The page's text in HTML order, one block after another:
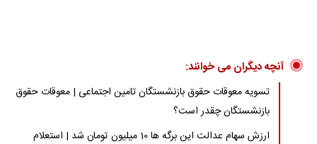
آنچه دیگران می خوانند:
تسویه معوقات حقوق بازنشستگان تامین اجتماعی | معوقات حقوق
بازنشستگان چقدر است؟
ارزش سهام عدالت این برگه ها 10 میلیون تومان شد | استعلام